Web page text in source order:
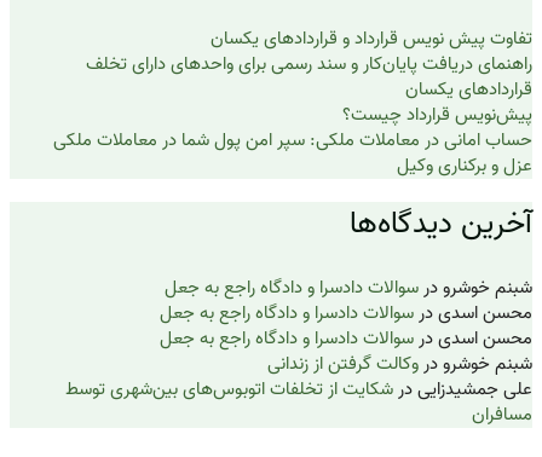
پیش نویس قرارداد و قراردادهای یکسان
دریافت پایان‌کار و سند رسمی برای واحدهای دارای تخلف
یکسان
قرارداد چیست؟
امانی در معاملات ملکی: سپر امن پول شما در معاملات ملکی
و برکناری وکیل
دیدگاه‌ها
خوشرودرسوالات دادسرا و دادگاه راجع به جعل
اسدیدرسوالات دادسرا و دادگاه راجع به جعل
اسدیدرسوالات دادسرا و دادگاه راجع به جعل
خوشرودروکالت گرفتن از زندانی
جمشیدزاییدرشکایت از تخلفات اتوبوس‌های بین‌شهری توسط